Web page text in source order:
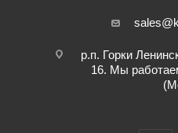
р.п. Горки
16. Мы